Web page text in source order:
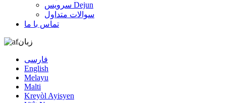
سرویس Dejun
سوالات متداول
تماس با ما
زبان
فارسی
English
Melayu
Malti
Kreyòl Ayisyen